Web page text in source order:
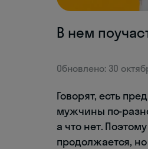
В нем
Обновлено: 30
Говорят, есть
мужчины по-
а что нет.
продолжается,